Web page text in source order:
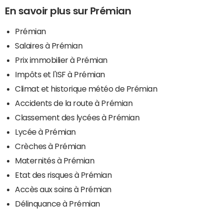
En savoir plus sur Prémian
Prémian
Salaires à Prémian
Prix immobilier à Prémian
Impôts et l'ISF à Prémian
Climat et historique météo de Prémian
Accidents de la route à Prémian
Classement des lycées à Prémian
Lycée à Prémian
Crèches à Prémian
Maternités à Prémian
Etat des risques à Prémian
Accès aux soins à Prémian
Délinquance à Prémian